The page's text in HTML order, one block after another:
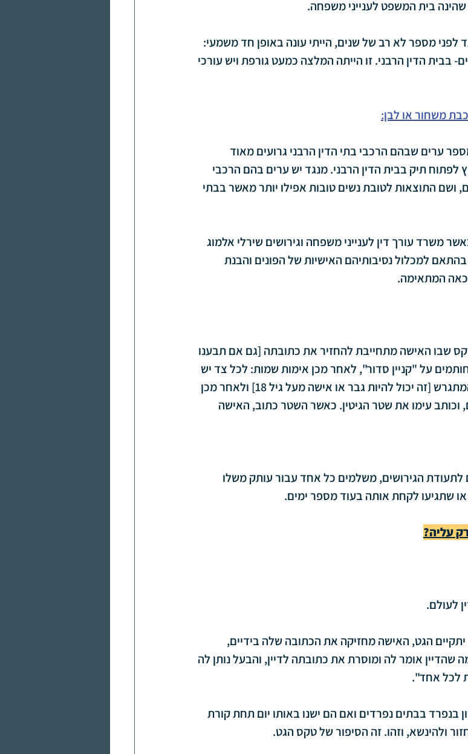
בית המשפט לענייני משפחה.
מספר לא רב של שנים, הייתי עונה באופן חד משמעי:
בבית הדין הרבני. זו הייתה המלצה כמעט גורפת ויש עורכי
משחור או לבן:
ערים שבהם הרכבי בתי הדין הרבני גרועים מאוד
לפתוח תיק בבית הדין הרבני. מנגד יש ערים בהם הרכבי
ושם התוצאות לטובת נשים טובות אפילו יותר מאשר בבתי
משרד עורך דין לענייני משפחה וגירושים שירלי אלמוג
למכלול נסיבותיהם האישיות של הפונים והבנת
המתאימה.
שבו האישה מתחייבת להחזיר את כתובתה [גם אם תבענו
על "קניין סדור", לאחר מכן אימות שמות: לכל צד יש
עד שמעיד על שמו ושם הוריו של הצד המתגרש [זה יכול להיות גבר או אישה מעל גיל 18] ולאחר מכן
עימו את שטר הגיטין. כאשר השטר כתוב, האישה
הגירושים, משלמים כל אחד עבור עותק משלו
שתגיעו לקחת אותה בעוד מספר ימים.
עליה?
לעולם.
הגט, האישה מחזיקה את הכתובה שלה בידיים,
אומר לה ומוסרת את כתובתה לדיין, והבעל נותן לה
לכל אחד".
בנפרד בבתים נפרדים ואם הם ישנו באותו יום תחת קורת
ולהינשא, וזהו. זה הסיפור של טקס הגט.